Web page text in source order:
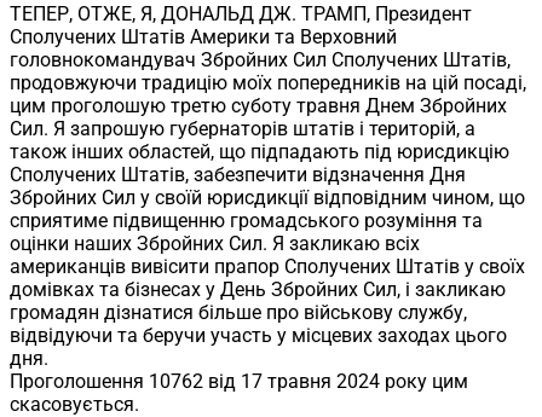
ТЕПЕР, ОТЖЕ, Я, ДОНАЛЬД ДЖ. ТРАМП, Президент
Сполучених Штатів Америки та Верховний
головнокомандувач Збройних Сил Сполучених Штатів,
продовжуючи традицію моїх попередників на цій посаді,
цим проголошую третю суботу травня Днем Збройних
Сил. Я запрошую губернаторів штатів і територій, а
також інших областей, що підпадають під юрисдикцію
Сполучених Штатів, забезпечити відзначення Дня
Збройних Сил у своїй юрисдикції відповідним чином, що
сприятиме підвищенню громадського розуміння та
оцінки наших Збройних Сил. Я закликаю всіх
американців вивісити прапор Сполучених Штатів у своїх
домівках та бізнесах у День Збройних Сил, і закликаю
громадян дізнатися більше про військову службу,
відвідуючи та беручи участь у місцевих заходах цього
дня.
Проголошення 10762 від 17 травня 2024 року цим
скасовується.